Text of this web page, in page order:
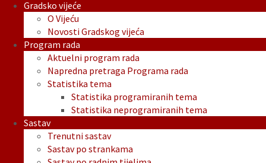
Gradsko vijeće
O Vijeću
Novosti Gradskog vijeća
Program rada
Aktuelni program rada
Napredna pretraga Programa rada
Statistika tema
Statistika programiranih tema
Statistika neprogramiranih tema
Sastav
Trenutni sastav
Sastav po strankama